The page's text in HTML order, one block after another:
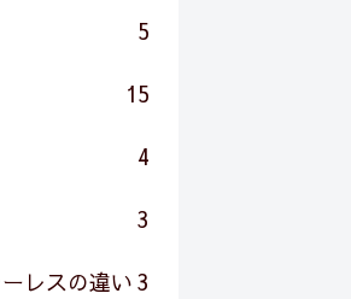
5
15
4
3
レスの違い 3